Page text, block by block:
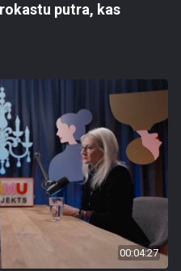
putra, kas
00:04:27